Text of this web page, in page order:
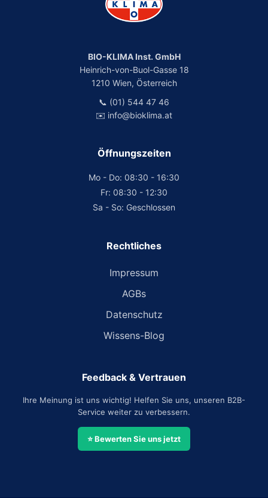
BIO-KLIMA Inst. GmbH
Heinrich-von-Buol-Gasse 18
1210 Wien, Österreich
📞 (01) 544 47 46
✉️ info@bioklima.at
Öffnungszeiten
Mo - Do: 08:30 - 16:30
Fr: 08:30 - 12:30
Sa - So: Geschlossen
Rechtliches
Impressum
AGBs
Datenschutz
Wissens-Blog
Feedback & Vertrauen
Ihre Meinung ist uns wichtig! Helfen Sie uns, unseren B2B-
Service weiter zu verbessern.
⭐ Bewerten Sie uns jetzt